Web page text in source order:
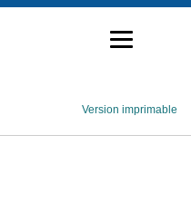
Version imprimable